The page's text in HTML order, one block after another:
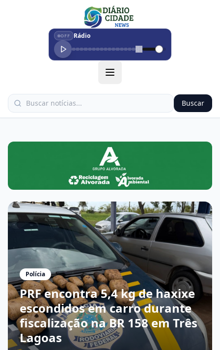
OFF Rádio
Buscar
Polícia
PRF encontra 5,4 kg de haxixe
escondidos em carro durante
fiscalização na BR 158 em Três
Lagoas